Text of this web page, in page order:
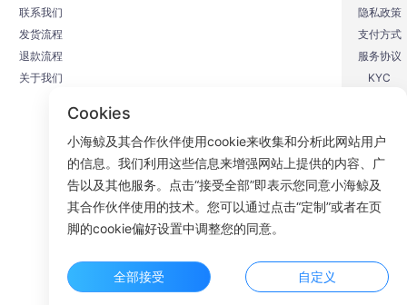
联系我们
发货流程
退款流程
关于我们
隐私政策
支付方式
服务协议
KYC
ROOM
Cookies
小海鲸及其合作伙伴使用cookie来收集和分析此网站用户
的信息。我们利用这些信息来增强网站上提供的内容、广
告以及其他服务。点击“接受全部”即表示您同意小海鲸及
其合作伙伴使用的技术。您可以通过点击“定制”或者在页
脚的cookie偏好设置中调整您的同意。
全部接受 自定义